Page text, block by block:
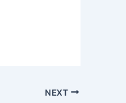
NEXT